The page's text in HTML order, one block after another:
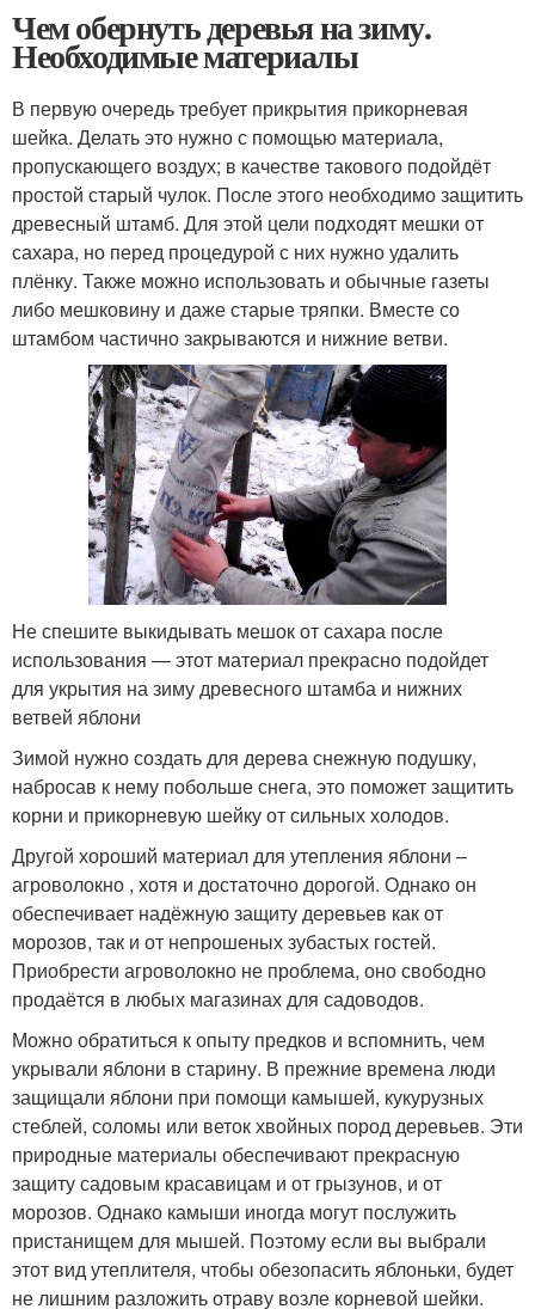
Чем обернуть деревья на зиму.
Необходимые материалы
В первую очередь требует прикрытия прикорневая
шейка. Делать это нужно с помощью материала,
пропускающего воздух; в качестве такового подойдёт
простой старый чулок. После этого необходимо защитить
древесный штамб. Для этой цели подходят мешки от
сахара, но перед процедурой с них нужно удалить
плёнку. Также можно использовать и обычные газеты
либо мешковину и даже старые тряпки. Вместе со
штамбом частично закрываются и нижние ветви.
Не спешите выкидывать мешок от сахара после
использования — этот материал прекрасно подойдет
для укрытия на зиму древесного штамба и нижних
ветвей яблони
Зимой нужно создать для дерева снежную подушку,
набросав к нему побольше снега, это поможет защитить
корни и прикорневую шейку от сильных холодов.
Другой хороший материал для утепления яблони –
агроволокно , хотя и достаточно дорогой. Однако он
обеспечивает надёжную защиту деревьев как от
морозов, так и от непрошеных зубастых гостей.
Приобрести агроволокно не проблема, оно свободно
продаётся в любых магазинах для садоводов.
Можно обратиться к опыту предков и вспомнить, чем
укрывали яблони в старину. В прежние времена люди
защищали яблони при помощи камышей, кукурузных
стеблей, соломы или веток хвойных пород деревьев. Эти
природные материалы обеспечивают прекрасную
защиту садовым красавицам и от грызунов, и от
морозов. Однако камыши иногда могут послужить
пристанищем для мышей. Поэтому если вы выбрали
этот вид утеплителя, чтобы обезопасить яблоньки, будет
не лишним разложить отраву возле корневой шейки.